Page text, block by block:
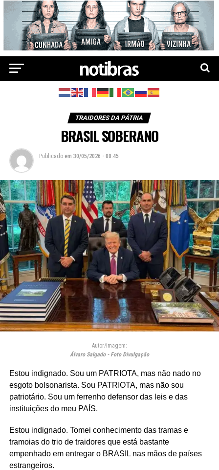
TRAIDORES DA PÁTRIA
BRASIL SOBERANO
Publicado em 30/05/2026 - 00:45
Autor/Imagem:
Álvaro Salgado - Foto Divulgação
Estou indignado. Sou um PATRIOTA, mas não nado no
esgoto bolsonarista. Sou PATRIOTA, mas não sou
patriotário. Sou um ferrenho defensor das leis e das
instituições do meu PAÍS.
Estou indignado. Tomei conhecimento das tramas e
tramoias do trio de traidores que está bastante
empenhado em entregar o BRASIL nas mãos de países
estrangeiros.